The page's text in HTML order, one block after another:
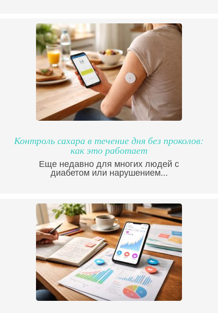
Контроль сахара в течение дня без проколов:
как это работает
Еще недавно для многих людей с
диабетом или нарушением...